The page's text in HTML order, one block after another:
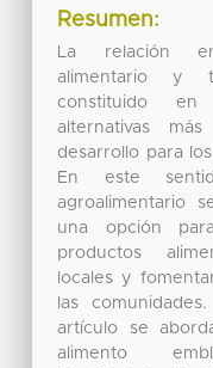
Resumen:
La relación
alimentario y
constituido
alternativas
desarrollo para
En este
agroalimentario
una opción
productos
locales y
las
artículo se
alimento